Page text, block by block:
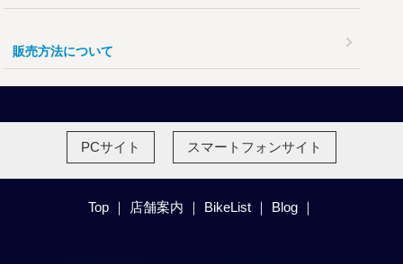
販売方法について
PCサイト スマートフォンサイト
Top ｜ 店舗案内 ｜ BikeList ｜ Blog ｜